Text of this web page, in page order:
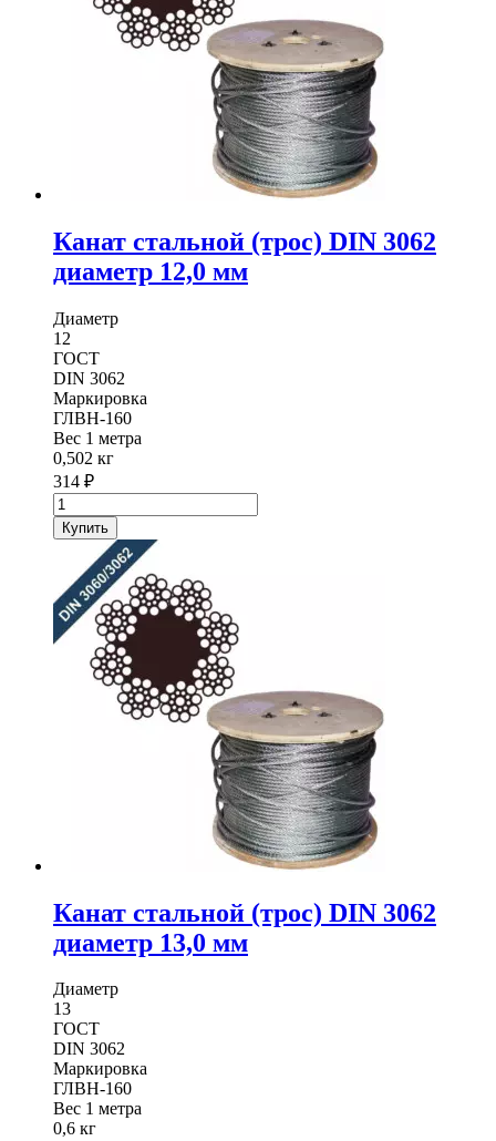
Канат стальной (трос) DIN 3062
диаметр 12,0 мм
Диаметр
12
ГОСТ
DIN 3062
Маркировка
ГЛВН-160
Вес 1 метра
0,502 кг
314 ₽
Количество
товара
Канат
стальной
(трос)
DIN
3062
диаметр
Купить
Канат стальной (трос) DIN 3062
диаметр 13,0 мм
Диаметр
13
ГОСТ
DIN 3062
Маркировка
ГЛВН-160
Вес 1 метра
0,6 кг